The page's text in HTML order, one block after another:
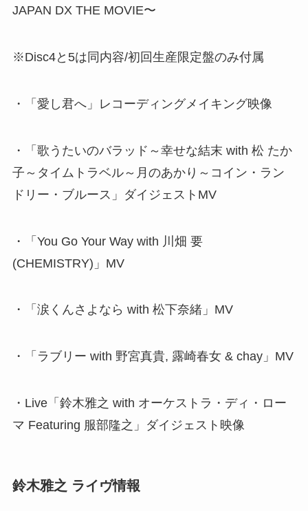
JAPAN DX THE MOVIE〜
※Disc4と5は同内容/初回生産限定盤のみ付属
・「愛し君へ」レコーディングメイキング映像
・「歌うたいのバラッド～幸せな結末 with 松 たか
子～タイムトラベル～月のあかり～コイン・ラン
ドリー・ブルース」ダイジェストMV
・「You Go Your Way with 川畑 要
(CHEMISTRY)」MV
・「涙くんさよなら with 松下奈緒」MV
・「ラブリー with 野宮真貴, 露崎春女 & chay」MV
・Live「鈴木雅之 with オーケストラ・ディ・ロー
マ Featuring 服部隆之」ダイジェスト映像
鈴木雅之 ライヴ情報